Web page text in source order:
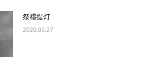
祭禮提灯
2020.05.27